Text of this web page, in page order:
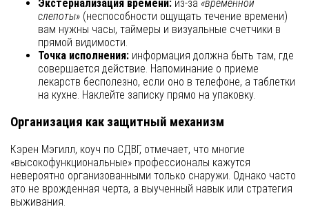
Экстернализация времени: из-за «временной
слепоты» (неспособности ощущать течение времени)
вам нужны часы, таймеры и визуальные счетчики в
прямой видимости.
Точка исполнения: информация должна быть там, где
совершается действие. Напоминание о приеме
лекарств бесполезно, если оно в телефоне, а таблетки
на кухне. Наклейте записку прямо на упаковку.
Организация как защитный механизм
Кэрен Мэгилл, коуч по СДВГ, отмечает, что многие
«высокофункциональные» профессионалы кажутся
невероятно организованными только снаружи. Однако часто
это не врожденная черта, а выученный навык или стратегия
выживания.